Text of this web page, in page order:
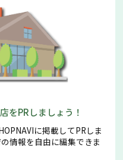
をPRしましょう！
に掲載してPRしま
情報を自由に編集できま